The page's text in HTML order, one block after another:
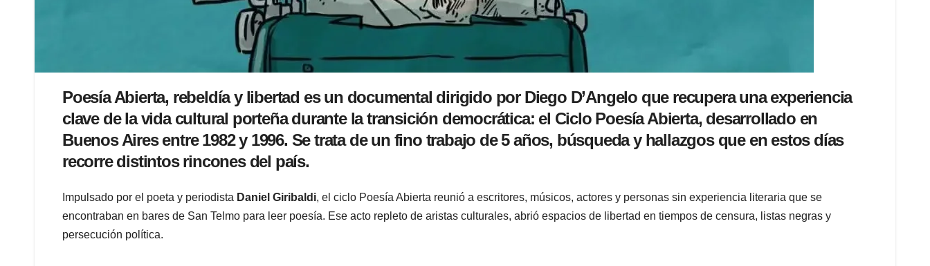
Poesía Abierta, rebeldía y libertad es un documental dirigido por Diego D’Angelo que recupera una experiencia
clave de la vida cultural porteña durante la transición democrática: el Ciclo Poesía Abierta, desarrollado en
Buenos Aires entre 1982 y 1996. Se trata de un fino trabajo de 5 años, búsqueda y hallazgos que en estos días
recorre distintos rincones del país.
Impulsado por el poeta y periodista Daniel Giribaldi, el ciclo Poesía Abierta reunió a escritores, músicos, actores y personas sin experiencia literaria que se
encontraban en bares de San Telmo para leer poesía. Ese acto repleto de aristas culturales, abrió espacios de libertad en tiempos de censura, listas negras y
persecución política.